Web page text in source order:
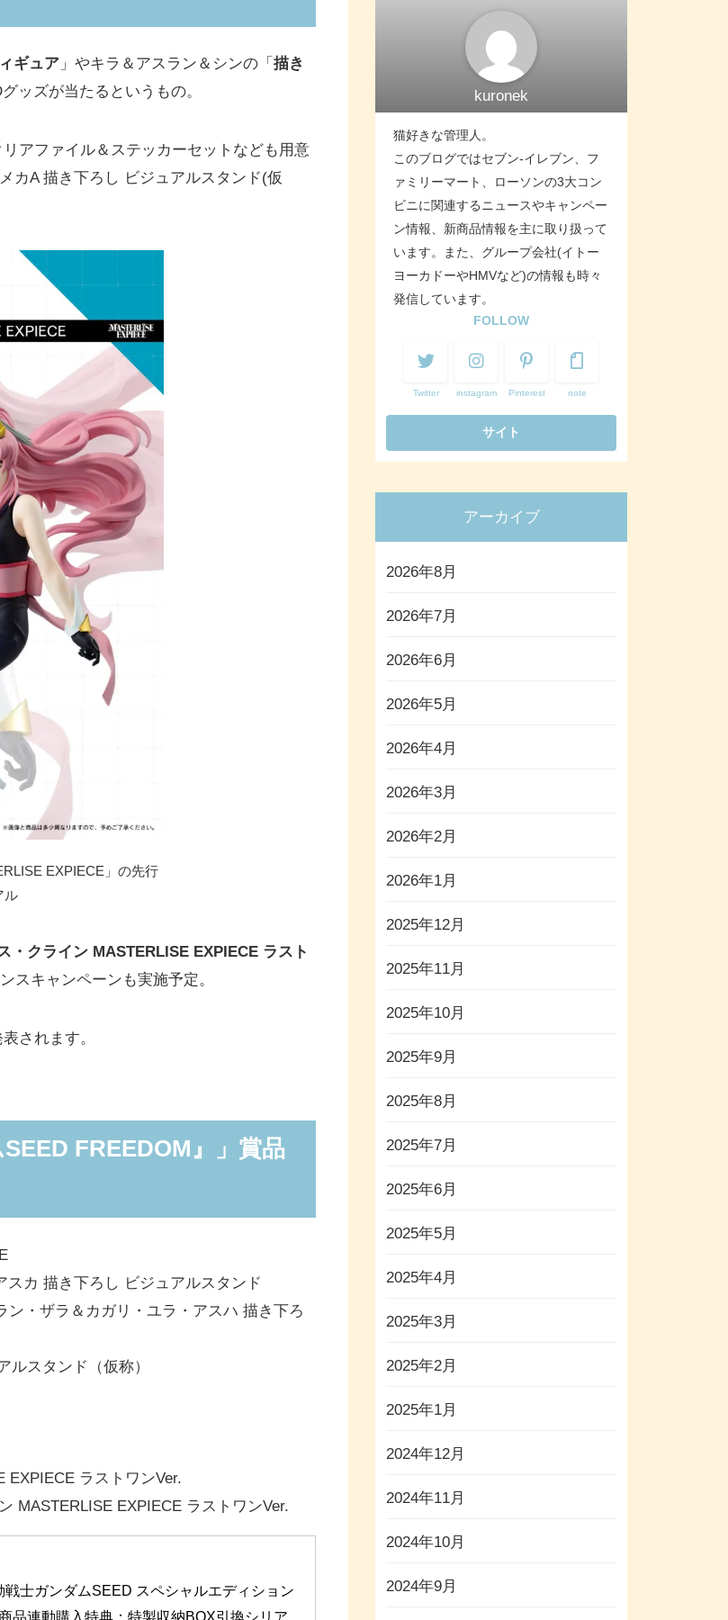
ギュア 」やキラ＆アスラン＆シンの「 描き
ッズが当たるというもの。
アファイル＆ステッカーセットなども用意
カA 描き下ろし ビジュアルスタンド(仮
EXPIECE」の先行
ル
・クライン MASTERLISE EXPIECE ラスト
スキャンペーンも実施予定。
されます。
FREEDOM』」賞品
カ 描き下ろし ビジュアルスタンド
・ザラ＆カガリ・ユラ・アスハ 描き下ろ
ルスタンド（仮称）
EXPIECE ラストワンVer.
MASTERLISE EXPIECE ラストワンVer.
戦士ガンダムSEED スペシャルエディション
品連動購入特典：特製収納BOX引換シリア
kuronek
猫好きな管理人。
このブログではセブン-イレブン、フ
ァミリーマート、ローソンの3大コン
ビニに関連するニュースやキャンペー
ン情報、新商品情報を主に取り扱って
います。また、グループ会社(イトー
ヨーカドーやHMVなど)の情報も時々
発信しています。
FOLLOW
Twitter instagram Pinterest note
アーカイブ
2026年8月
2026年7月
2026年6月
2026年5月
2026年4月
2026年3月
2026年2月
2026年1月
2025年12月
2025年11月
2025年10月
2025年9月
2025年8月
2025年7月
2025年6月
2025年5月
2025年4月
2025年3月
2025年2月
2025年1月
2024年12月
2024年11月
2024年10月
2024年9月